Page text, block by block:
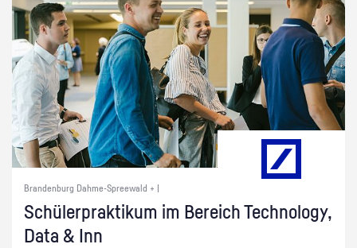
Brandenburg Dahme-Spreewald + |
Schü­ler­prak­ti­kum im Be­reich Tech­no­lo­gy,
Data & Inn